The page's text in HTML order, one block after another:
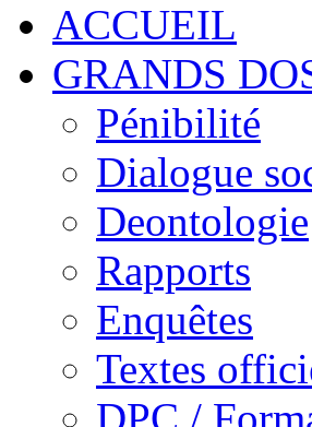
ACCUEIL
GRANDS
Pénibilité
Dialogue
Deontologie
Rapports
Enquêtes
Textes